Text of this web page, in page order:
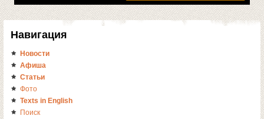
Навигация
Новости
Афиша
Статьи
Фото
Texts in English
Поиск